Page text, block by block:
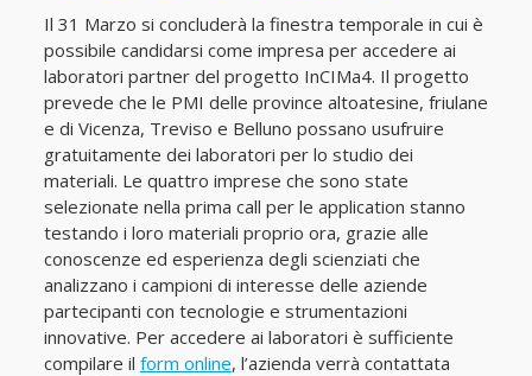
Il 31 Marzo si concluderà la finestra temporale in cui è
possibile candidarsi come impresa per accedere ai
laboratori partner del progetto InCIMa4. Il progetto
prevede che le PMI delle province altoatesine, friulane
e di Vicenza, Treviso e Belluno possano usufruire
gratuitamente dei laboratori per lo studio dei
materiali. Le quattro imprese che sono state
selezionate nella prima call per le application stanno
testando i loro materiali proprio ora, grazie alle
conoscenze ed esperienza degli scienziati che
analizzano i campioni di interesse delle aziende
partecipanti con tecnologie e strumentazioni
innovative. Per accedere ai laboratori è sufficiente
compilare il form online, l’azienda verrà contattata